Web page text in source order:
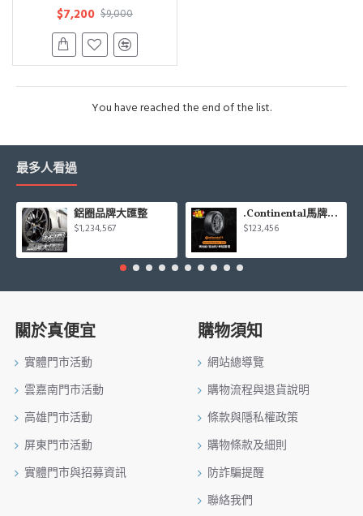
$7,200 $9,000
You have reached the end of the list.
最多人看過
鋁圈品牌大匯整
$1,234,567
.Continental馬牌CCK輪胎特價專區
$123,456
關於真便宜
實體門市活動
雲嘉南門市活動
高雄門市活動
屏東門市活動
實體門市與招募資訊
購物須知
網站總導覽
購物流程與退貨說明
條款與隱私權政策
購物條款及細則
防詐騙提醒
聯絡我們